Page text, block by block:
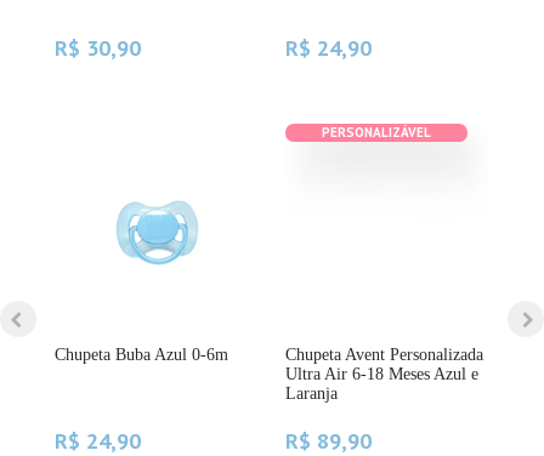
R$ 30,90
Chupeta Buba Azul 0-6m
R$ 24,90
R$ 24,90
PERSONALIZÁVEL
Chupeta Avent Personalizada
Ultra Air 6-18 Meses Azul e
Laranja
R$ 89,90